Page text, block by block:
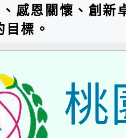
感恩關懷、創新
標。
桃